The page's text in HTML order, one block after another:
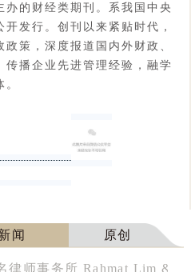
的财经类期刊。系我国中央
发行。创刊以来紧贴时代，
策，深度报道国内外财政、
播企业先进管理经验，融学
闻 原创
律师事务所 Rahmat Lim &